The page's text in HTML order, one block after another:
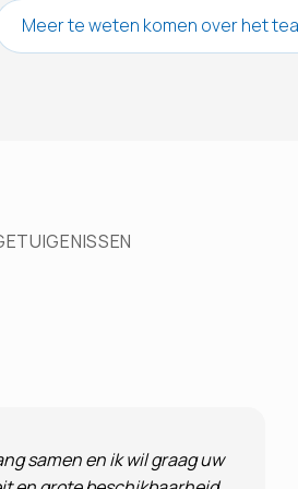
Meer te weten komen over het
samen en ik wil graag uw